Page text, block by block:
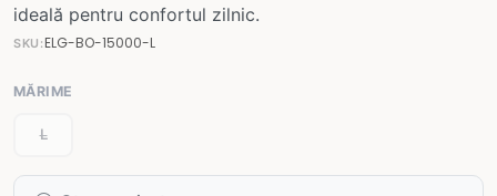
ideală pentru confortul zilnic.
SKU:ELG-BO-15000-L
MĂRIME
L